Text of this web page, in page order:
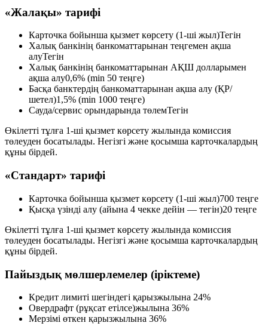
«Жалақы» тарифі
Карточка бойынша қызмет көрсету (1-ші жыл)Тегін
Халық банкінің банкоматтарынан теңгемен ақша
алуТегін
Халық банкінің банкоматтарынан АҚШ долларымен
ақша алу0,6% (min 50 теңге)
Басқа банктердің банкоматтарынан ақша алу (ҚР/
шетел)1,5% (min 1000 теңге)
Сауда/сервис орындарында төлемТегін
Өкілетті тұлға 1-ші қызмет көрсету жылында комиссия
төлеуден босатылады. Негізгі және қосымша карточкалардың
құны бірдей.
«Стандарт» тарифі
Карточка бойынша қызмет көрсету (1-ші жыл)700 теңге
Қысқа үзінді алу (айына 4 чекке дейін — тегін)20 теңге
Өкілетті тұлға 1-ші қызмет көрсету жылында комиссия
төлеуден босатылады. Негізгі және қосымша карточкалардың
құны бірдей.
Пайыздық мөлшерлемелер (іріктеме)
Кредит лимиті шегіндегі қарызжылына 24%
Овердрафт (рұқсат етілсе)жылына 36%
Мерзімі өткен қарызжылына 36%